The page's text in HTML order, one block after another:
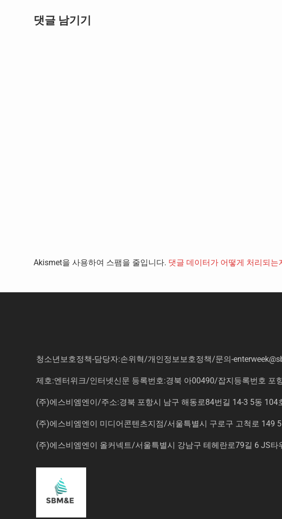
댓글 남기기
Akismet을 사용하여 스팸을 줄입니다. 댓글 데이터가 어떻게 처리되는
청소년보호정책-담당자:손위혁/개인정보보호정책/문의 -
제호:엔터위크/인터넷신문 등록번호:경북 아00490/잡지등록번호
(주)에스비엠엔이/주소:경북 포항시 남구 해동로84번길 14-3 5동
(주)에스비엠엔이 미디어콘텐츠지점/서울특별시 구로구 고척로 149
(주)에스비엠엔이 올커넥트/서울특별시 강남구 테헤란로79길 6 JS타